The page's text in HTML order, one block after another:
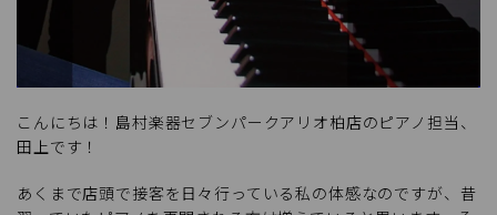
こんにちは！島村楽器セブンパークアリオ柏店のピアノ担当、
田上です！
あくまで店頭で接客を日々行っている私の体感なのですが、昔